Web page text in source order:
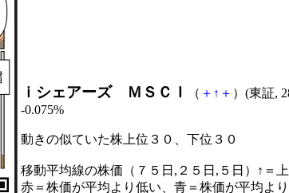
ｉシェアーズ ＭＳＣＩ （ ＋ ↑ ＋ ）(東証,
-0.075%
動きの似ていた株上位３０、下位３０
移動平均線の株価（７５日,２５日,５日）↑＝
赤＝株価が平均より低い、青＝株価が平均よ